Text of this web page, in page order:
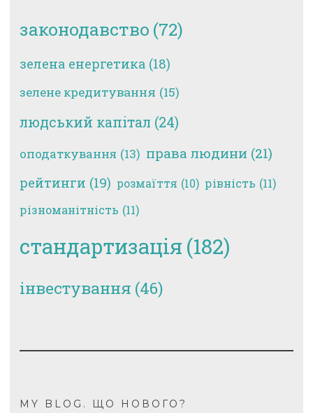
законодавство (72)
зелена енергетика (18)
зелене кредитування (15)
людський капітал (24)
оподаткування (13) права людини (21)
рейтинги (19) розмаїття (10) рівність (11)
різноманітність (11)
стандартизація (182)
інвестування (46)
MY BLOG. ЩО НОВОГО?